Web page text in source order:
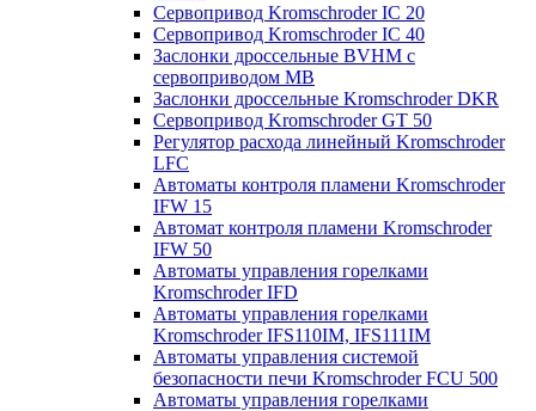
Сервопривод Kromschroder IC 20
Сервопривод Kromschroder IC 40
Заслонки дроссельные BVHM с
сервоприводом МВ
Заслонки дроссельные Kromschroder DKR
Cервопривод Kromschroder GT 50
Регулятор расхода линейный Kromschroder
LFC
Автоматы контроля пламени Kromschroder
IFW 15
Автомат контроля пламени Kromschroder
IFW 50
Автоматы управления горелками
Kromschroder IFD
Автоматы управления горелками
Kromschroder IFS110IM, IFS111IM
Автоматы управления системой
безопасности печи Kromschroder FCU 500
Автоматы управления горелками